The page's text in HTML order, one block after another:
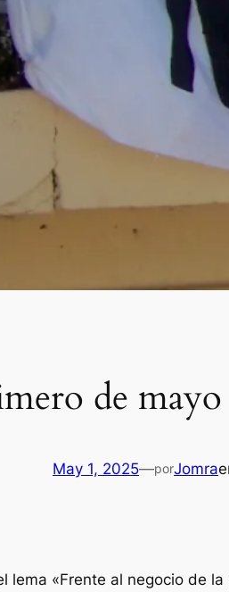
de mayo
May 1, 2025—porJomra
lema «Frente al negocio de